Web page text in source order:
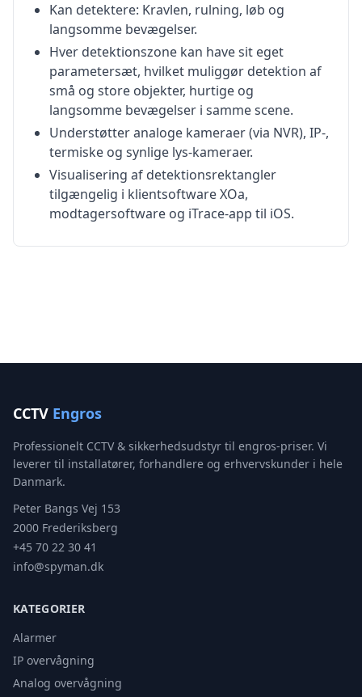
Kan detektere: Kravlen, rulning, løb og
langsomme bevægelser.
Hver detektionszone kan have sit eget
parametersæt, hvilket muliggør detektion af
små og store objekter, hurtige og
langsomme bevægelser i samme scene.
Understøtter analoge kameraer (via NVR), IP-,
termiske og synlige lys-kameraer.
Visualisering af detektionsrektangler
tilgængelig i klientsoftware XOa,
modtagersoftware og iTrace-app til iOS.
CCTV Engros
Professionelt CCTV & sikkerhedsudstyr til engros-priser. Vi
leverer til installatører, forhandlere og erhvervskunder i hele
Danmark.
Peter Bangs Vej 153
2000 Frederiksberg
+45 70 22 30 41
info@spyman.dk
KATEGORIER
Alarmer
IP overvågning
Analog overvågning